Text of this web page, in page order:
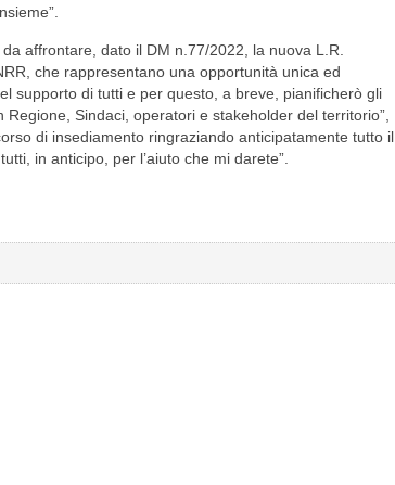
affrontare, dato il DM n.77/2022, la nuova L.R.
che rappresentano una opportunità unica ed
supporto di tutti e per questo, a breve, pianificherò gli
Sindaci, operatori e stakeholder del territorio”,
di insediamento ringraziando anticipatamente tutto il
in anticipo, per l’aiuto che mi darete”.